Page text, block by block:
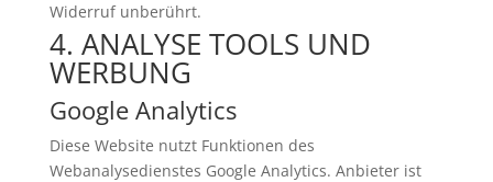
Widerruf unberührt.
4. ANALYSE TOOLS UND
WERBUNG
Google Analytics
Diese Website nutzt Funktionen des
Webanalysedienstes Google Analytics. Anbieter ist